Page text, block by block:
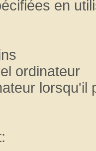
en
ordinateur
lorsqu'il